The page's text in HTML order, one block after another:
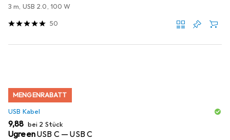
3 m, USB 2.0, 100 W
50
MENGENRABATT
USB Kabel
EUR
9,88 bei 2 Stück
UgreenUSB C — USB C